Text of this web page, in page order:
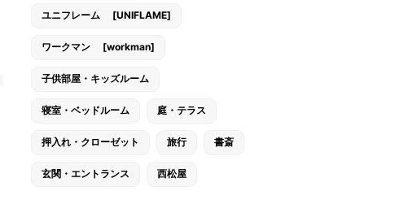
ユニフレーム [UNIFLAME]
ワークマン [workman]
子供部屋・キッズルーム
寝室・ベッドルーム 庭・テラス
押入れ・クローゼット 旅行 書斎
玄関・エントランス 西松屋